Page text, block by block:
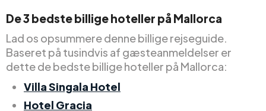
De 3 bedste billige hoteller på Mallorca
Lad os opsummere denne billige rejseguide.
Baseret på tusindvis af gæsteanmeldelser er
dette de bedste billige hoteller på Mallorca:
Villa Singala Hotel
Hotel Gracia